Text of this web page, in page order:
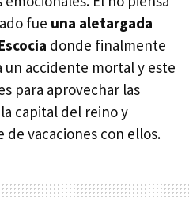
fue una aletargada
donde finalmente
accidente mortal y este
para aprovechar las
capital del reino y
de vacaciones con ellos.